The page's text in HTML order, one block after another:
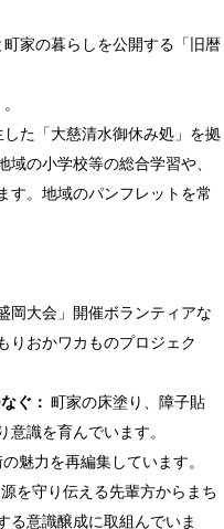
家の暮らしを公開する「旧暦
た「大慈清水御休み処」を拠
の小学校等の総合学習や、
。地域のパンフレットを常
岡大会」開催ボランティアな
りおかワカものプロジェク
ぐ： 町家の床塗り、障子貼
識を育んでいます。
魅力を再編集しています。
を守り伝える先輩方からまち